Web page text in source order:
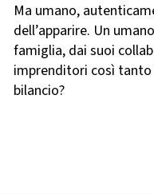
Ma umano,
dell’apparire. Un
famiglia, dai suoi
imprenditori così tanto
bilancio?